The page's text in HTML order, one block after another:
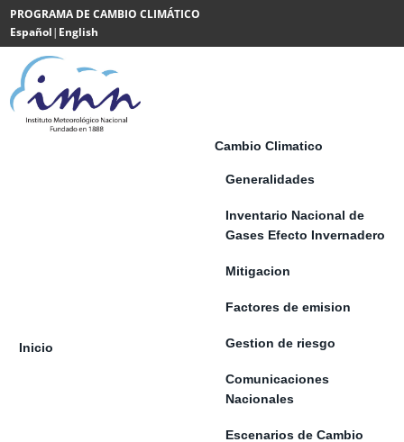
Saltar al contenido
PROGRAMA DE CAMBIO CLIMÁTICO
Español| English
Powered
by
Translate
Inicio
Cambio Climatico
Generalidades
Inventario Nacional de
Gases Efecto Invernadero
Mitigacion
Factores de emision
Gestion de riesgo
Comunicaciones
Nacionales
Escenarios de Cambio